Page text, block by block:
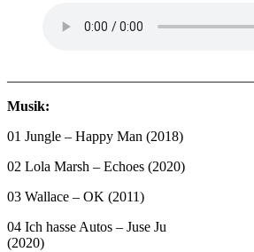
Musik:
01 Jungle – Happy Man (2018)
02 Lola Marsh – Echoes (2020)
03 Wallace – OK (2011)
04 Ich hasse Autos – Juse Ju
(2020)